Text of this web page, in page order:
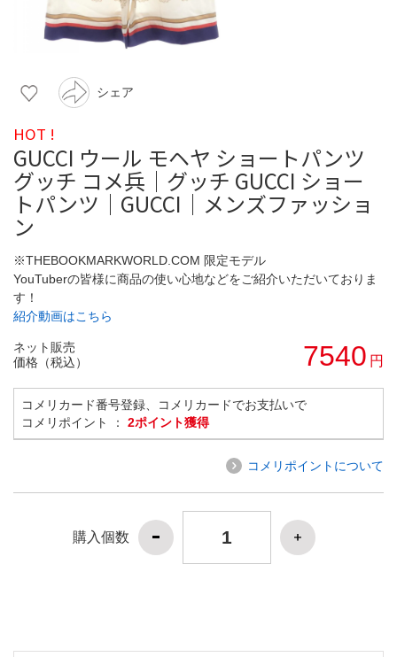
シェア
HOT !
GUCCI ウール モヘヤ ショートパンツ
グッチ コメ兵｜グッチ GUCCI ショー
トパンツ｜GUCCI｜メンズファッショ
ン
※THEBOOKMARKWORLD.COM 限定モデル
YouTuberの皆様に商品の使い心地などをご紹介いただいておりま
す！
紹介動画はこちら
ネット販売
価格（税込）
7540 円
コメリカード番号登録、コメリカードでお支払いで
コメリポイント ： 2ポイント獲得
コメリポイントについて
購入個数